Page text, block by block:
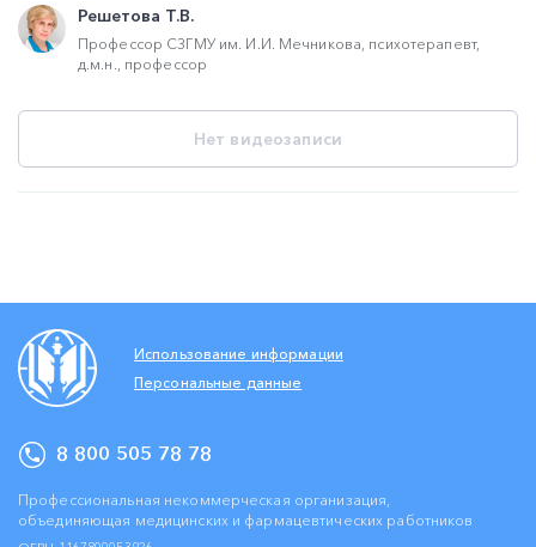
Решетова Т.В.
Профессор СЗГМУ им. И.И. Мечникова, психотерапевт,
д.м.н., профессор
Нет видеозаписи
Использование информации
Персональные данные
8 800 505 78 78
Профессиональная некоммерческая организация,
объединяющая медицинских и фармацевтических работников